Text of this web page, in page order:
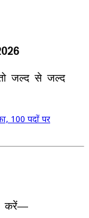
जल्द से जल्द
100 पदों पर
करें—